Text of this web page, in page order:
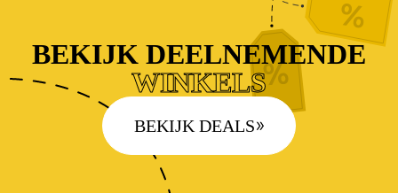
BEKIJK DEELNEMENDE
WINKELS
BEKIJK DEALS